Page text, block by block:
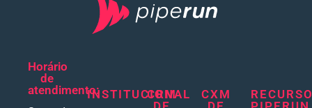
Horário
de
atendimento:INSTITUCIONAL
CRM
CXM